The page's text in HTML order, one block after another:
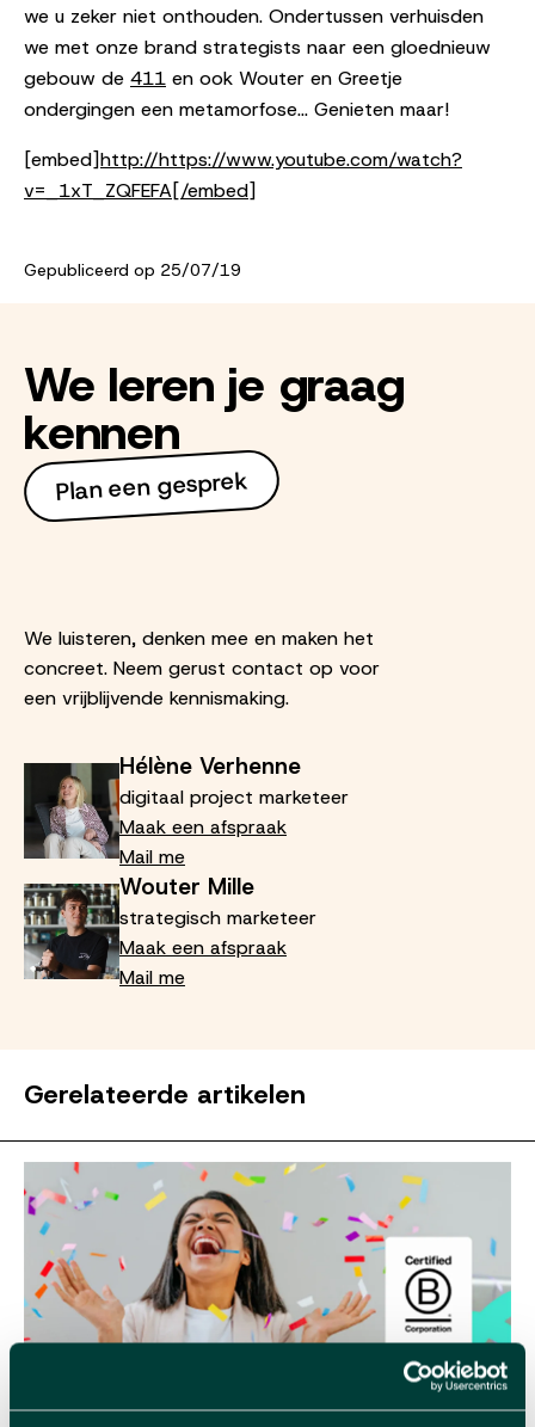
we u zeker niet onthouden. Ondertussen verhuisden
we met onze brand strategists naar een gloednieuw
gebouw de 411 en ook Wouter en Greetje
ondergingen een metamorfose... Genieten maar!
[embed]http://https://www.youtube.com/watch?
v=_1xT_ZQFEFA[/embed]
Gepubliceerd op 25/07/19
We leren je graag
kennen
Plan een gesprek
We luisteren, denken mee en maken het
concreet. Neem gerust contact op voor
een vrijblijvende kennismaking.
Hélène Verhenne
digitaal project marketeer
Maak een afspraak
Mail me
Wouter Mille
strategisch marketeer
Maak een afspraak
Mail me
Gerelateerde artikelen